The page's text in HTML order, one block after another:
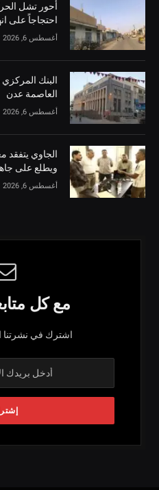
أحور تشل
احتجاجاً على
أغسطس 6, 2026
العاصمة عدن
أغسطس 6, 2026
الجاوي يتفقد
ويطلع على
أغسطس 6, 2026
مع كل
اشترك في نشرتنا